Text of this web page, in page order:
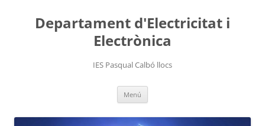
Departament d'Electricitat i
Electrònica
IES Pasqual Calbó llocs
Menú